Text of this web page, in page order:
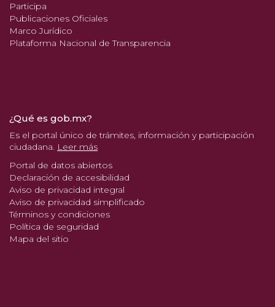
Participa
Publicaciones Oficiales
Marco Jurídico
Plataforma Nacional de Transparencia
¿Qué es gob.mx?
Es el portal único de trámites, información y participación
ciudadana. Leer más
Portal de datos abiertos
Declaración de accesibilidad
Aviso de privacidad integral
Aviso de privacidad simplificado
Términos y condiciones
Política de seguridad
Mapa del sitio